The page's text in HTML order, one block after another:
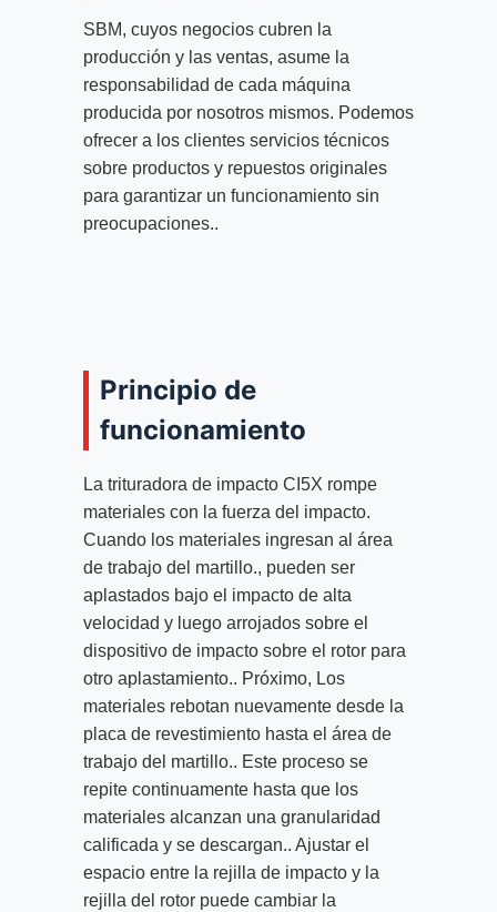
SBM, cuyos negocios cubren la
producción y las ventas, asume la
responsabilidad de cada máquina
producida por nosotros mismos. Podemos
ofrecer a los clientes servicios técnicos
sobre productos y repuestos originales
para garantizar un funcionamiento sin
preocupaciones..
Principio de
funcionamiento
La trituradora de impacto CI5X rompe
materiales con la fuerza del impacto.
Cuando los materiales ingresan al área
de trabajo del martillo., pueden ser
aplastados bajo el impacto de alta
velocidad y luego arrojados sobre el
dispositivo de impacto sobre el rotor para
otro aplastamiento.. Próximo, Los
materiales rebotan nuevamente desde la
placa de revestimiento hasta el área de
trabajo del martillo.. Este proceso se
repite continuamente hasta que los
materiales alcanzan una granularidad
calificada y se descargan.. Ajustar el
espacio entre la rejilla de impacto y la
rejilla del rotor puede cambiar la